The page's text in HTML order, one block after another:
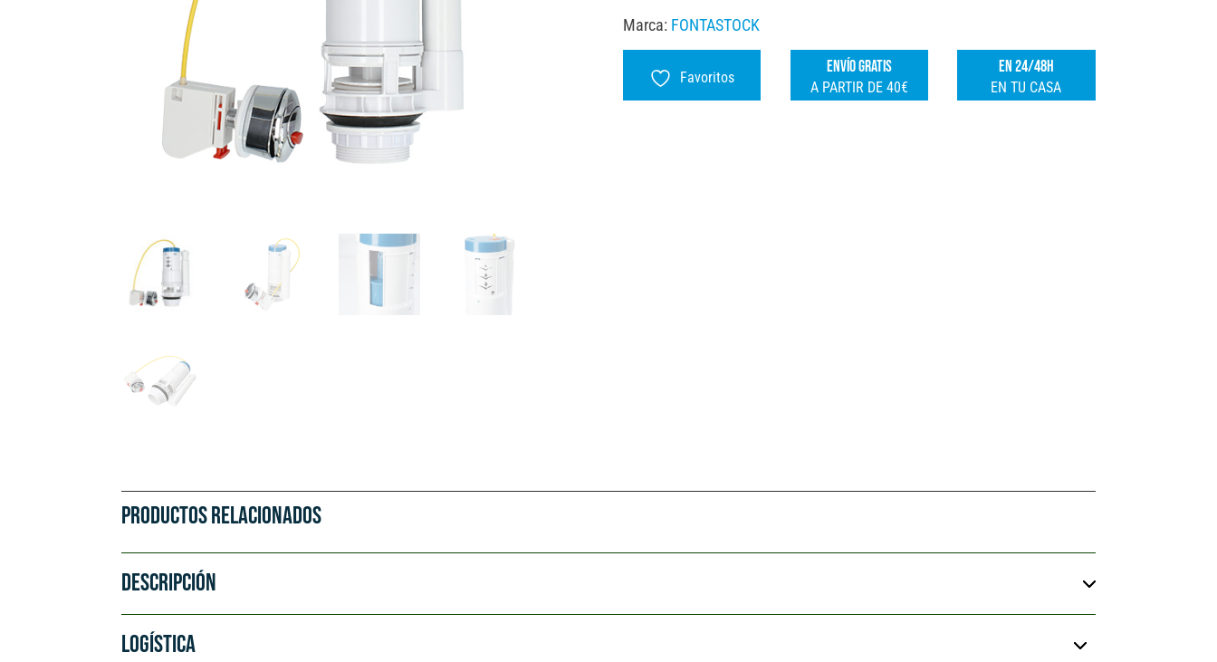
r
a
Marca: FONTASTOCK
Favoritos
ENVÍO GRATIS
A PARTIR DE 40€
EN 24/48H
EN TU CASA
PRODUCTOS RELACIONADOS
DESCRIPCIÓN
LOGÍSTICA